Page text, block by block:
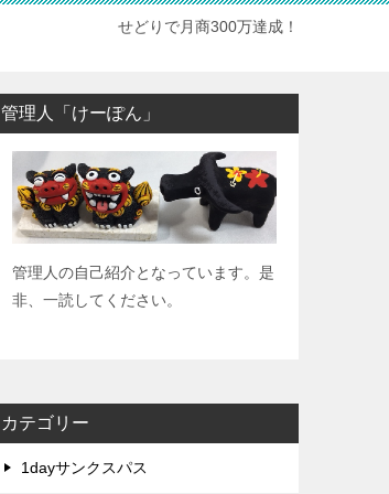
せどりで月商300万達成！
管理人「けーぽん」
管理人の自己紹介となっています。是
非、一読してください。
カテゴリー
1dayサンクスパス